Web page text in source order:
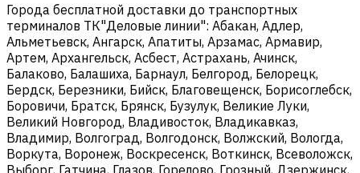
Города бесплатной доставки до транспортных
терминалов ТК"Деловые линии": Абакан, Адлер,
Альметьевск, Ангарск, Апатиты, Арзамас, Армавир,
Артем, Архангельск, Асбест, Астрахань, Ачинск,
Балаково, Балашиха, Барнаул, Белгород, Белорецк,
Бердск, Березники, Бийск, Благовещенск, Борисоглебск,
Боровичи, Братск, Брянск, Бузулук, Великие Луки,
Великий Новгород, Владивосток, Владикавказ,
Владимир, Волгоград, Волгодонск, Волжский, Вологда,
Воркута, Воронеж, Воскресенск, Воткинск, Всеволожск,
Выборг, Гатчина, Глазов, Горелово, Грозный, Дзержинск,